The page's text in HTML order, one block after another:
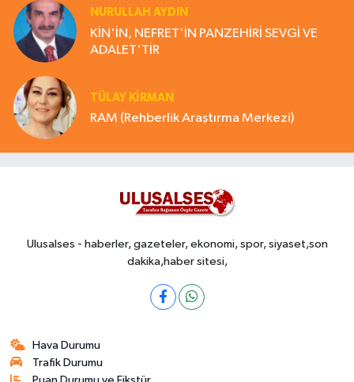
NURULLAH AYDIN
KİN'İN, NEFRET'İN PANZEHİRİ SEVGİ VE
ADALET'TİR
TÜLAY KİRMAN
RAM (Rehberlik Araştırma Merkezi)
Ulusalses - haberler, gazeteler, ekonomi, spor, siyaset,son
dakika,haber sitesi,
Hava Durumu
Trafik Durumu
Puan Durumu ve Fikstür